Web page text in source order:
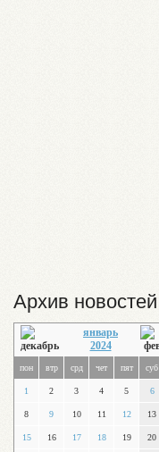
Архив новостей
январь
2024
пон втр срд чет пят суб
1 2 3 4 5 6
8 9 10 11 12 13
15 16 17 18 19 20